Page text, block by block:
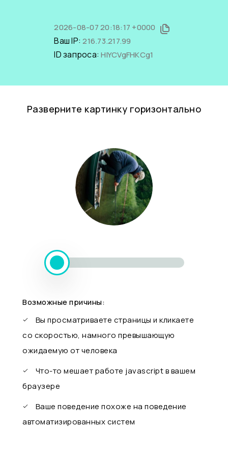
2026-08-07 20:18:17 +0000
Ваш IP:216.73.217.99
ID запроса:HIYCVgFHKCg1
Разверните картинку горизонтально
Возможные причины:
Вы просматриваете страницы и кликаете
со скоростью, намного превышающую
ожидаемую от человека
Что-то мешает работе javascript в вашем
браузере
Ваше поведение похоже на поведение
автоматизированных систем